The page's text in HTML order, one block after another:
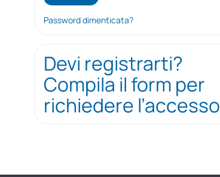
Password dimenticata?
Devi registrarti?
Compila il form per
richiedere l’accesso